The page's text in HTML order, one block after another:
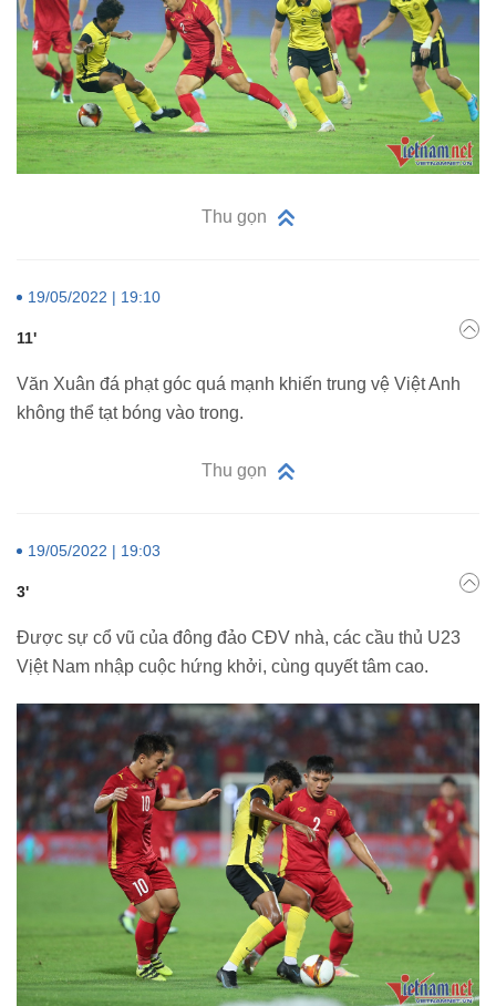
Thu gọn
19/05/2022 | 19:10
11'
Văn Xuân đá phạt góc quá mạnh khiến trung vệ Việt Anh
không thể tạt bóng vào trong.
Thu gọn
19/05/2022 | 19:03
3'
Được sự cổ vũ của đông đảo CĐV nhà, các cầu thủ U23
Vịệt Nam nhập cuộc hứng khởi, cùng quyết tâm cao.